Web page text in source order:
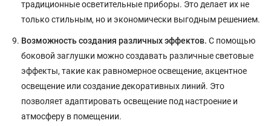
традиционные осветительные приборы. Это делает их не
только стильным, но и экономически выгодным решением.
Возможность создания различных эффектов. С помощью
боковой заглушки можно создавать различные световые
эффекты, такие как равномерное освещение, акцентное
освещение или создание декоративных линий. Это
позволяет адаптировать освещение под настроение и
атмосферу в помещении.